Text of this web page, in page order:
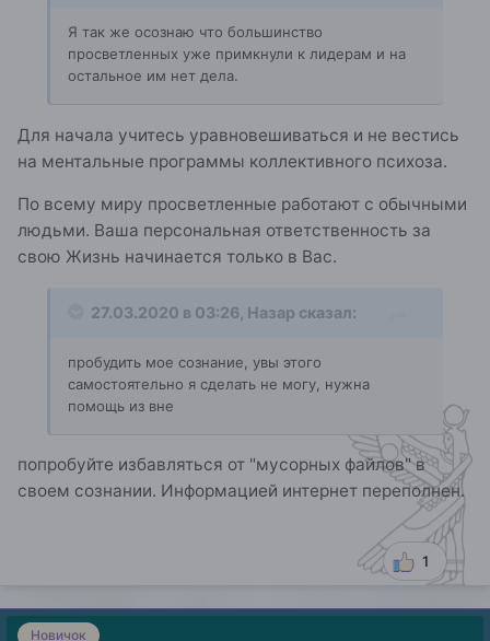
Я так же осознаю что большинство
просветленных уже примкнули к лидерам и на
остальное им нет дела.
Для начала учитесь уравновешиваться и не вестись
на ментальные программы коллективного психоза.
По всему миру просветленные работают с обычными
людьми. Ваша персональная ответственность за
свою Жизнь начинается только в Вас.
27.03.2020 в 03:26, Назар сказал:
пробудить мое сознание, увы этого
самостоятельно я сделать не могу, нужна
помощь из вне
попробуйте избавляться от "мусорных файлов" в
своем сознании. Информацией интернет переполнен.
1
Новичок